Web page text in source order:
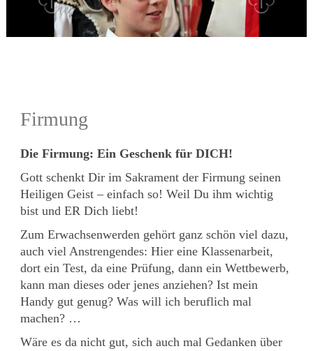
Firmung
Die Firmung: Ein Geschenk für DICH!
Gott schenkt Dir im Sakrament der Firmung seinen
Heiligen Geist – einfach so! Weil Du ihm wichtig
bist und ER Dich liebt!
Zum Erwachsenwerden gehört ganz schön viel dazu,
auch viel Anstrengendes: Hier eine Klassenarbeit,
dort ein Test, da eine Prüfung, dann ein Wettbewerb,
kann man dieses oder jenes anziehen? Ist mein
Handy gut genug? Was will ich beruflich mal
machen? …
Wäre es da nicht gut, sich auch mal Gedanken über